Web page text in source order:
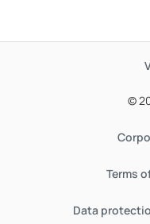
©
Terms
Data